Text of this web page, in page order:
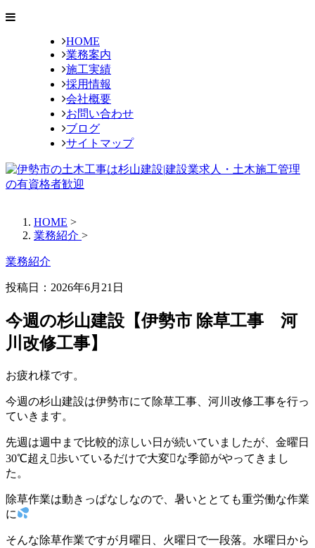
HOME
業務案内
施工実績
採用情報
会社概要
お問い合わせ
ブログ
サイトマップ
HOME >
業務紹介 >
業務紹介
投稿日：2026年6月21日
今週の杉山建設【伊勢市 除草工事 河
川改修工事】
お疲れ様です。
今週の杉山建設は伊勢市にて除草工事、河川改修工事を行っ
ていきます。
先週は週中まで比較的涼しい日が続いていましたが、金曜日
30℃超え歩いているだけで大変な季節がやってきまし
た。
除草作業は動きっぱなしなので、暑いととても重労働な作業
に
そんな除草作業ですが月曜日、火曜日で一段落。水曜日から